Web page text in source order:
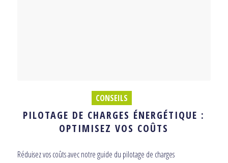
CONSEILS
PILOTAGE DE CHARGES ÉNERGÉTIQUE :
OPTIMISEZ VOS COÛTS
Réduisez vos coûts avec notre guide du pilotage de charges